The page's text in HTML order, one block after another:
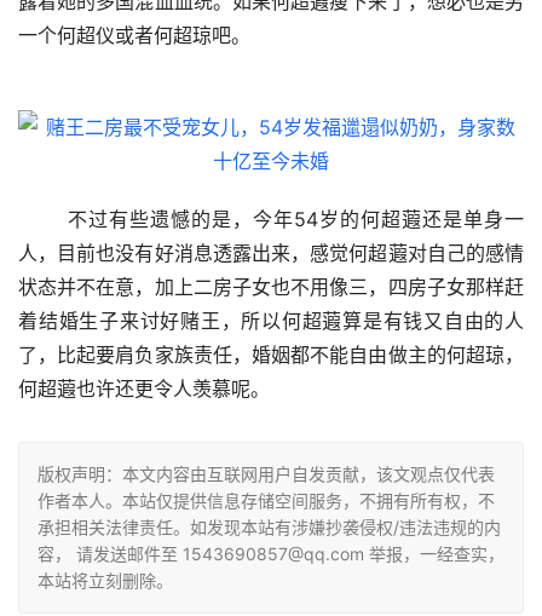
一个何超仪或者何超琼吧。
人，目前也没有好消息透露出来，感觉何超蕸对自己的感情
状态并不在意，加上二房子女也不用像三，四房子女那样赶
着结婚生子来讨好赌王，所以何超蕸算是有钱又自由的人
了，比起要肩负家族责任，婚姻都不能自由做主的何超琼，
何超蕸也许还更令人羡慕呢。
版权声明：本文内容由互联网用户自发贡献，该文观点仅代表
作者本人。本站仅提供信息存储空间服务，不拥有所有权，不
承担相关法律责任。如发现本站有涉嫌抄袭侵权/违法违规的内
容， 请发送邮件至 1543690857@qq.com 举报，一经查实，
本站将立刻删除。